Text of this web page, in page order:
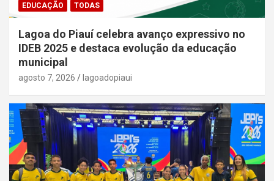
EDUCAÇÃO TODAS
Lagoa do Piauí celebra avanço expressivo no
IDEB 2025 e destaca evolução da educação
municipal
agosto 7, 2026 lagoadopiaui